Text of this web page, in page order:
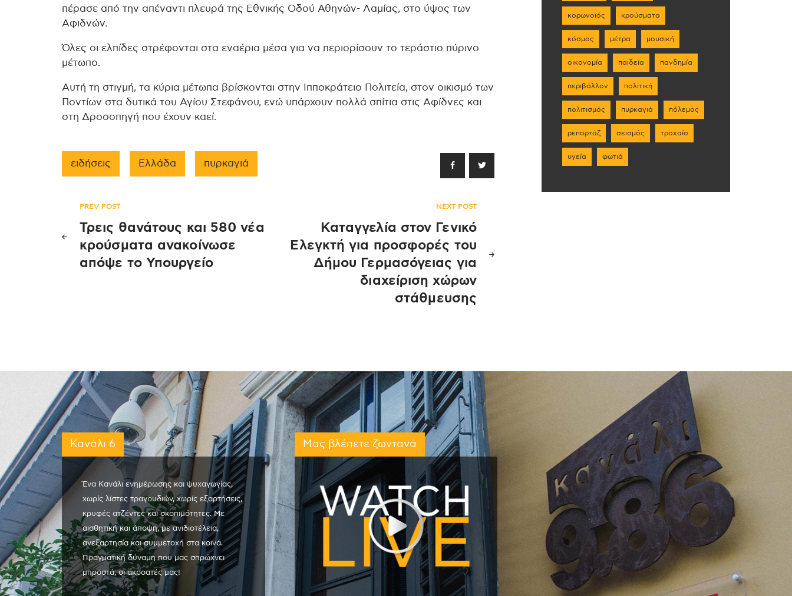
πέρασε από την απέναντι πλευρά της Εθνικής Οδού Αθηνών- Λαμίας, στο ύψος των
Αφιδνών.
Όλες οι ελπίδες στρέφονται στα εναέρια μέσα για να περιορίσουν το τεράστιο πύρινο
μέτωπο.
Αυτή τη στιγμή, τα κύρια μέτωπα βρίσκονται στην Ιπποκράτειο Πολιτεία, στον οικισμό των
Ποντίων στα δυτικά του Αγίου Στεφάνου, ενώ υπάρχουν πολλά σπίτια στις Αφίδνες και
στη Δροσοπηγή που έχουν καεί.
ειδήσεις Ελλάδα πυρκαγιά
Πλοήγηση
άρθρων
PREV POST
Τρεις θανάτους και 580 νέα
κρούσματα ανακοίνωσε
απόψε το Υπουργείο
NEXT POST
Καταγγελία στον Γενικό
Ελεγκτή για προσφορές του
Δήμου Γερμασόγειας για
διαχείριση χώρων
στάθμευσης
κορωνοϊός κρούσματα
κόσμος μέτρα μουσική
οικονομία παιδεία πανδημία
περιβάλλον πολιτική
πολιτισμός πυρκαγιά πόλεμος
ρεπορτάζ σεισμός τροχαίο
υγεία φωτιά
Κανάλι 6
Ένα Κανάλι ενημέρωσης και ψυχαγωγίας,
χωρίς λίστες τραγουδιών, χωρίς εξαρτήσεις,
κρυφές ατζέντες και σκοπιμότητες. Με
αισθητική και άποψη, με ανιδιοτέλεια,
ανεξαρτησία και συμμετοχή στα κοινά.
Πραγματική δύναμη που μας σπρώχνει
μπροστά, οι ακροατές μας!
Μας βλέπετε ζωντανά